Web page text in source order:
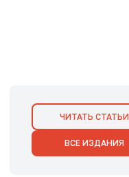
ЧИТАТЬ СТАТЬИ
ВСЕ ИЗДАНИЯ